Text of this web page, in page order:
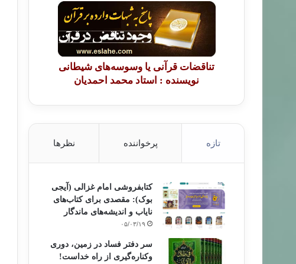
تناقضات قرآنی یا وسوسه‌های شیطانی
نویسنده : استاد محمد احمدیان
تازه پرخواننده نظرها
کتابفروشی امام غزالی (آیجی
بوک): مقصدی برای کتاب‌های
نایاب و اندیشه‌های ماندگار
۰۵/۰۳/۱۹
سر دفتر فساد در زمین‌، دوری
وکناره‌گیری از راه خداست‌!